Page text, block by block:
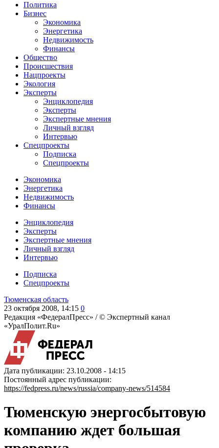
Политика
Бизнес
Экономика
Энергетика
Недвижимость
Финансы
Общество
Происшествия
Нацпроекты
Экология
Эксперты
Энциклопедия
Эксперты
Экспертные мнения
Личный взгляд
Интервью
Спецпроекты
Подписка
Спецпроекты
Экономика
Энергетика
Недвижимость
Финансы
Энциклопедия
Эксперты
Экспертные мнения
Личный взгляд
Интервью
Подписка
Спецпроекты
Тюменская область
23 октября 2008, 14:15 0
Редакция «ФедералПресс» /© Экспертный канал
«УралПолит.Ru»
Дата публикации: 23.10.2008 - 14:15
Постоянный адрес публикации:
https://fedpress.ru/news/russia/company-news/514584
Тюменскую энергосбытовую
компанию ждет большая